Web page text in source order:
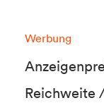
Werbung
Reichweite